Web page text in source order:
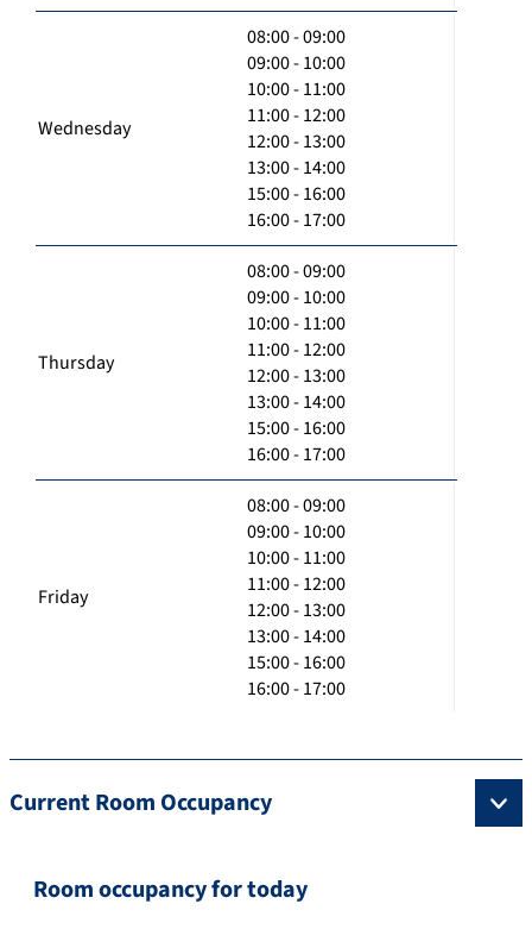
Wednesday
08:00 - 09:00
09:00 - 10:00
10:00 - 11:00
11:00 - 12:00
12:00 - 13:00
13:00 - 14:00
15:00 - 16:00
16:00 - 17:00
Thursday
08:00 - 09:00
09:00 - 10:00
10:00 - 11:00
11:00 - 12:00
12:00 - 13:00
13:00 - 14:00
15:00 - 16:00
16:00 - 17:00
Friday
08:00 - 09:00
09:00 - 10:00
10:00 - 11:00
11:00 - 12:00
12:00 - 13:00
13:00 - 14:00
15:00 - 16:00
16:00 - 17:00
Current Room Occupancy
Room occupancy for today